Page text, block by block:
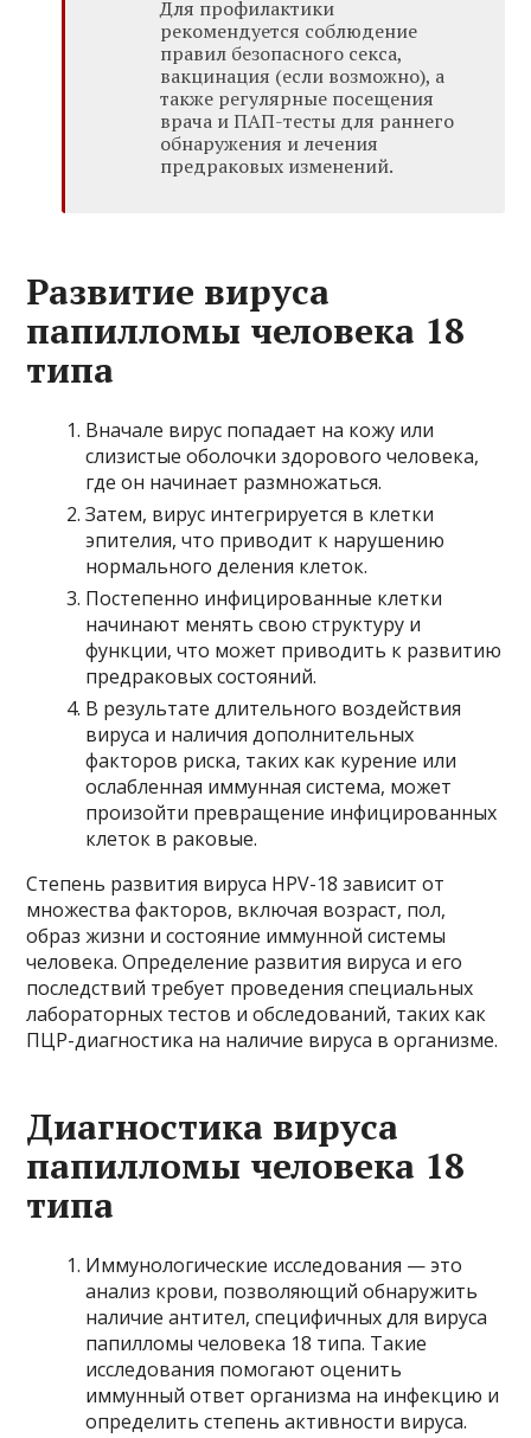
Для профилактики
рекомендуется соблюдение
правил безопасного секса,
вакцинация (если возможно), а
также регулярные посещения
врача и ПАП-тесты для раннего
обнаружения и лечения
предраковых изменений.
Развитие вируса
папилломы человека 18
типа
Вначале вирус попадает на кожу или
слизистые оболочки здорового человека,
где он начинает размножаться.
Затем, вирус интегрируется в клетки
эпителия, что приводит к нарушению
нормального деления клеток.
Постепенно инфицированные клетки
начинают менять свою структуру и
функции, что может приводить к развитию
предраковых состояний.
В результате длительного воздействия
вируса и наличия дополнительных
факторов риска, таких как курение или
ослабленная иммунная система, может
произойти превращение инфицированных
клеток в раковые.
Степень развития вируса HPV-18 зависит от
множества факторов, включая возраст, пол,
образ жизни и состояние иммунной системы
человека. Определение развития вируса и его
последствий требует проведения специальных
лабораторных тестов и обследований, таких как
ПЦР-диагностика на наличие вируса в организме.
Диагностика вируса
папилломы человека 18
типа
Иммунологические исследования — это
анализ крови, позволяющий обнаружить
наличие антител, специфичных для вируса
папилломы человека 18 типа. Такие
исследования помогают оценить
иммунный ответ организма на инфекцию и
определить степень активности вируса.